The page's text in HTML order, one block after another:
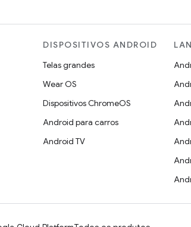
DISPOSITIVOS ANDROID
Telas grandes
Wear OS
Dispositivos ChromeOS
Android para carros
Android TV